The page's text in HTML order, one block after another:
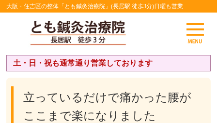
大阪・住吉区の整体「とも鍼灸治療院」(長居駅 徒歩3分)日曜も営業
土・日・祝も通常通り営業しております
立っているだけで痛かった腰が
ここまで楽になりました